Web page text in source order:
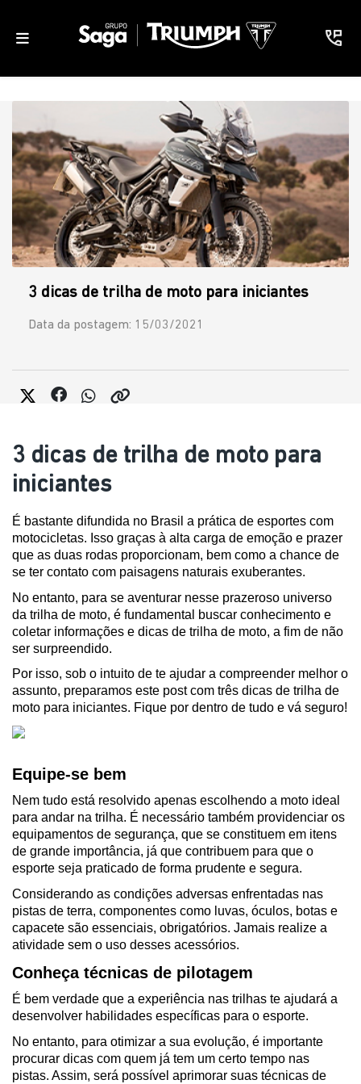
3 dicas de trilha de moto para iniciantes
Data da postagem: 15/03/2021
3 dicas de trilha de moto para
iniciantes
É bastante difundida no Brasil a prática de esportes com
motocicletas. Isso graças à alta carga de emoção e prazer
que as duas rodas proporcionam, bem como a chance de
se ter contato com paisagens naturais exuberantes.
No entanto, para se aventurar nesse prazeroso universo
da trilha de moto, é fundamental buscar conhecimento e
coletar informações e dicas de trilha de moto, a fim de não
ser surpreendido.
Por isso, sob o intuito de te ajudar a compreender melhor o
assunto, preparamos este post com três dicas de trilha de
moto para iniciantes. Fique por dentro de tudo e vá seguro!
Equipe-se bem
Nem tudo está resolvido apenas escolhendo a moto ideal
para andar na trilha. É necessário também providenciar os
equipamentos de segurança, que se constituem em itens
de grande importância, já que contribuem para que o
esporte seja praticado de forma prudente e segura.
Considerando as condições adversas enfrentadas nas
pistas de terra, componentes como luvas, óculos, botas e
capacete são essenciais, obrigatórios. Jamais realize a
atividade sem o uso desses acessórios.
Conheça técnicas de pilotagem
É bem verdade que a experiência nas trilhas te ajudará a
desenvolver habilidades específicas para o esporte.
No entanto, para otimizar a sua evolução, é importante
procurar dicas com quem já tem um certo tempo nas
pistas. Assim, será possível aprimorar suas técnicas de